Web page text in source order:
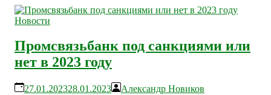
Новости
Промсвязьбанк под санкциями или
нет в 2023 году
27.01.202328.01.2023
Александр Новиков